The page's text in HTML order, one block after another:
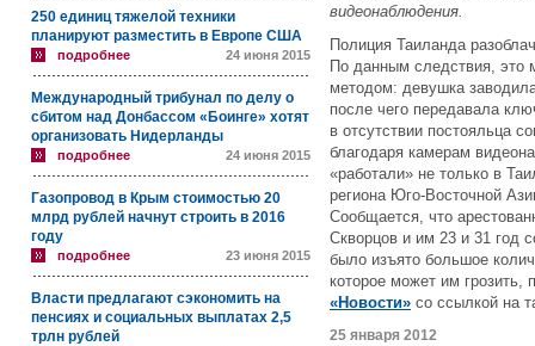
250 единиц тяжелой техники
планируют разместить в Европе США
подробнее 24 июня 2015
Международный трибунал по делу о
сбитом над Донбассом «Боинге» хотят
организовать Нидерланды
подробнее 24 июня 2015
Газопровод в Крым стоимостью 20
млрд рублей начнут строить в 2016
году
подробнее 23 июня 2015
Власти предлагают сэкономить на
пенсиях и социальных выплатах 2,5
трлн рублей
видеонаблюдения.
Полиция Таиланда
По данным следствия,
методом: девушка
после чего передавала
в отсутствии постояльца
благодаря камерам
«работали» не только в
региона Юго-Восточной
Сообщается, что
Скворцов и им 23 и 31 год
было изъято большое
которое может им грозить,
«Новости» со ссылкой на
25 января 2012